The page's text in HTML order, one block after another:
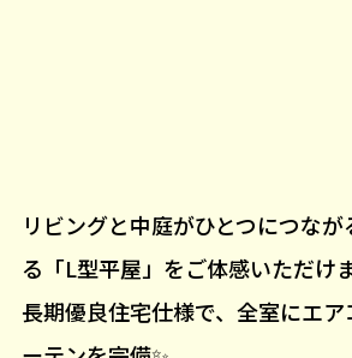
リビングと中庭がひとつにつな
る「L型平屋」をご体感いただけ
長期優良住宅仕様で、全室にエア